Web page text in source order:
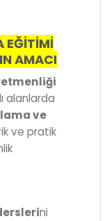
EĞİTİMİ
AMACI
alanlarda
ve
ve pratik
ni